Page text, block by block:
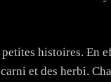
histoires. En
et des herbi.